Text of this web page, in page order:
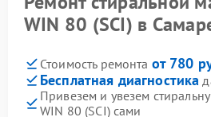
WIN 80 (SCI) в
Стоимость ремонта от 780
Бесплатная диагностика
Привезем и увезем
WIN 80 (SCI) сами